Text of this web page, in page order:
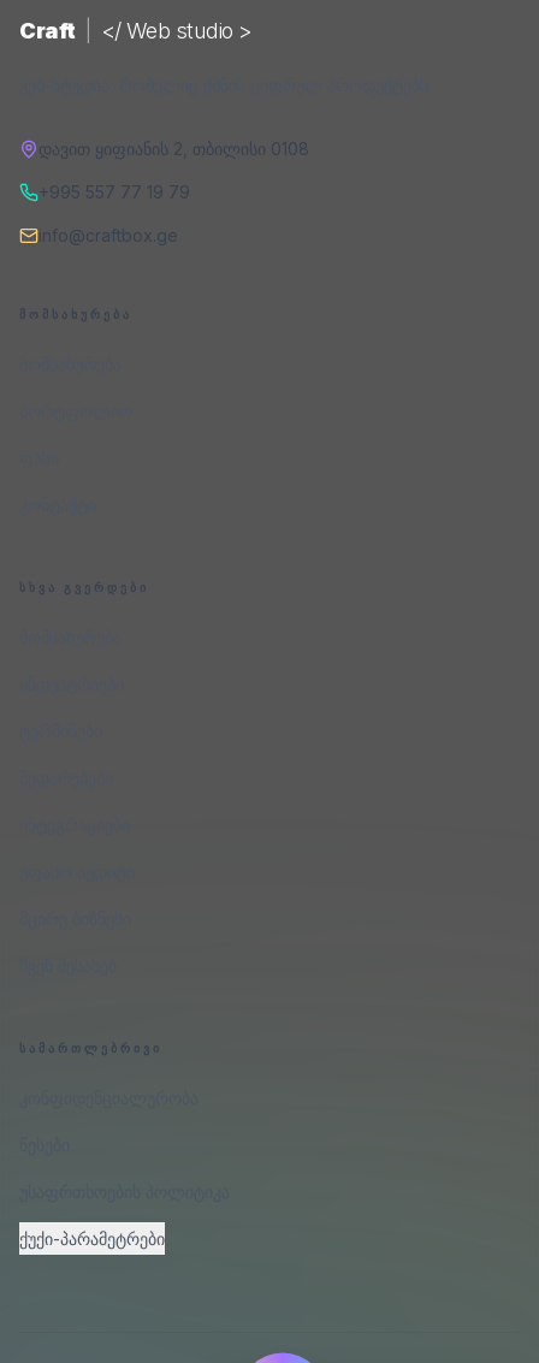
Craft </ Web studio >
დავით ყიფიანის 2 თბილისი 0108
+995 557 77 19 79
info@craftbox.ge
ᲛᲝᲛᲡᲐᲮᲣᲠᲔᲑᲐ
ᲡᲮᲕᲐ ᲒᲕᲔᲠᲓᲔᲑᲘ
ᲡᲐᲛᲐᲠᲗᲚᲔᲑᲠᲘᲕᲘ
ქუქი-პარამეტრები